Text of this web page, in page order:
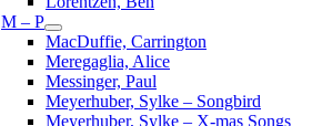
M – P
MacDuffie, Carrington
Meregaglia, Alice
Messinger, Paul
Meyerhuber, Sylke – Songbird
Meyerhuber, Sylke – X-mas Songs